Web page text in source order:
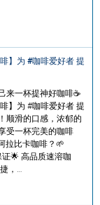
】为 #咖啡爱好者 提
来一杯提神好咖啡☕
】为 #咖啡爱好者 提
顺滑的口感，浓郁的
受一杯完美的咖啡
拉比卡咖啡？🌱
🌟 高品质速溶咖
，…